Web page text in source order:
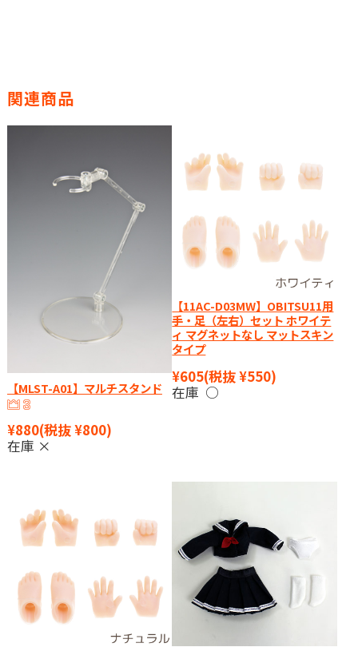
関連商品
【MLST-A01】マルチスタンド
¥880(税抜 ¥800)
在庫 ×
【11AC-D03MW】OBITSU11用
手・足（左右）セット ホワイテ
ィ マグネットなし マットスキン
タイプ
¥605(税抜 ¥550)
在庫 ○